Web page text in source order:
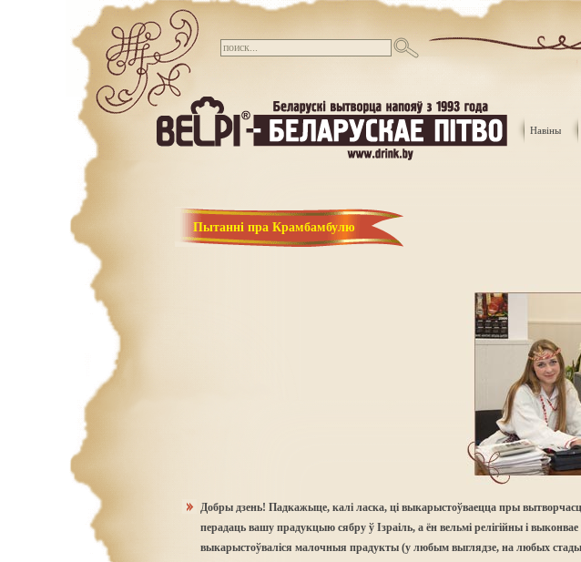
Навiны
Пытанні пра Крамбамбулю
Добры дзень! Падкажыце, калі ласка, ці выкарыстоўваецца пры
перадаць вашу прадукцыю сябру ў Ізраіль, а ён вельмі релігійны і
выкарыстоўваліся малочныя прадукты (у любым выглядзе, на любых